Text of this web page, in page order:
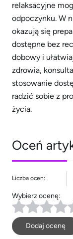
relaksacyjne
odpoczynku. W
okazują się
dostępne bez
dobowy i
zdrowia,
stosowanie
radzić sobie z
życia.
Oceń
Liczba ocen:
Wybierz ocenę:
Dodaj ocenę